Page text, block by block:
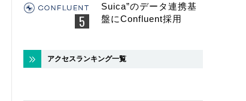
Suica”のデータ連携基
盤にConfluent採用
アクセスランキング一覧